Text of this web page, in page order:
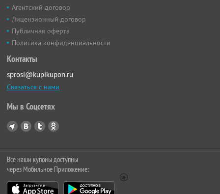
Агентский договор
Лицензионный договор
Публичная оферта
Политика конфиденциальности
Контакты
sprosi@kupikupon.ru
Связаться с нами
Мы в Соцсетях
Все наши купоны доступны
через Мобильное Приложение: